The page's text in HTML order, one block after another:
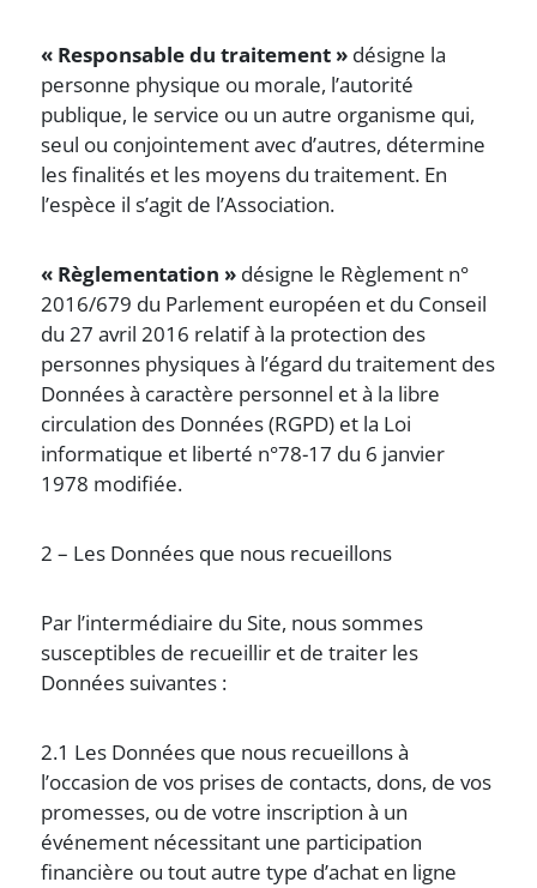
« Responsable du traitement » désigne la
personne physique ou morale, l’autorité
publique, le service ou un autre organisme qui,
seul ou conjointement avec d’autres, détermine
les finalités et les moyens du traitement. En
l’espèce il s’agit de l’Association.
« Règlementation » désigne le Règlement n°
2016/679 du Parlement européen et du Conseil
du 27 avril 2016 relatif à la protection des
personnes physiques à l’égard du traitement des
Données à caractère personnel et à la libre
circulation des Données (RGPD) et la Loi
informatique et liberté n°78-17 du 6 janvier
1978 modifiée.
2 – Les Données que nous recueillons
Par l’intermédiaire du Site, nous sommes
susceptibles de recueillir et de traiter les
Données suivantes :
2.1 Les Données que nous recueillons à
l’occasion de vos prises de contacts, dons, de vos
promesses, ou de votre inscription à un
événement nécessitant une participation
financière ou tout autre type d’achat en ligne